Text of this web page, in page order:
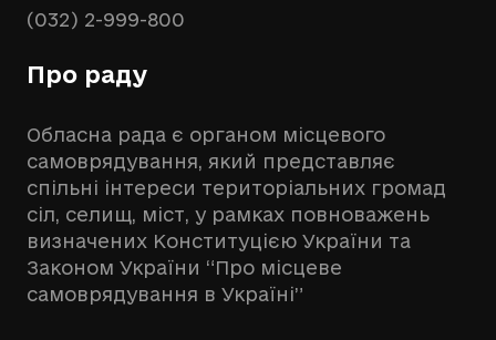
(032) 2-999-800
Про раду
Обласна рада є органом місцевого
самоврядування, який представляє
спільні інтереси територіальних громад
сіл, селищ, міст, у рамках повноважень
визначених Конституцією України та
Законом України “Про місцеве
самоврядування в Україні”